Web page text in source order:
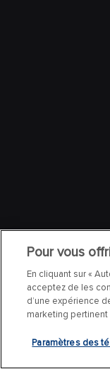
Pour vous
En cliquant sur «
acceptez de les
d’une expérience
marketing pertinent
Paramètres des